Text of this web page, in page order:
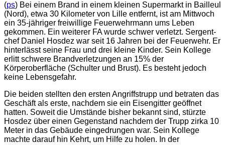
(ps) Bei einem Brand in einem kleinen Supermarkt in Bailleul
(Nord), etwa 30 Kilometer von Lille entfernt, ist am Mittwoch
ein 35-jähriger freiwillige Feuerwehrmann ums Leben
gekommen. Ein weiterer FA wurde schwer verletzt. Sergent-
chef Daniel Hosdez war seit 16 Jahren bei der Feuerwehr. Er
hinterlässt seine Frau und drei kleine Kinder. Sein Kollege
erlitt schwere Brandverletzungen an 15% der
Körperoberfläche (Schulter und Brust). Es besteht jedoch
keine Lebensgefahr.
Die beiden stellten den ersten Angriffstrupp und betraten das
Geschäft als erste, nachdem sie ein Eisengitter geöffnet
hatten. Soweit die Umstände bisher bekannt sind, stürzte
Hosdez über einen Gegenstand nachdem der Trupp zirka 10
Meter in das Gebäude eingedrungen war. Sein Kollege
machte darauf hin Kehrt, um Hilfe zu holen. In der